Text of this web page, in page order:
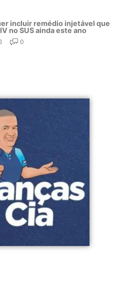
incluir remédio injetável que
no SUS ainda este ano
0